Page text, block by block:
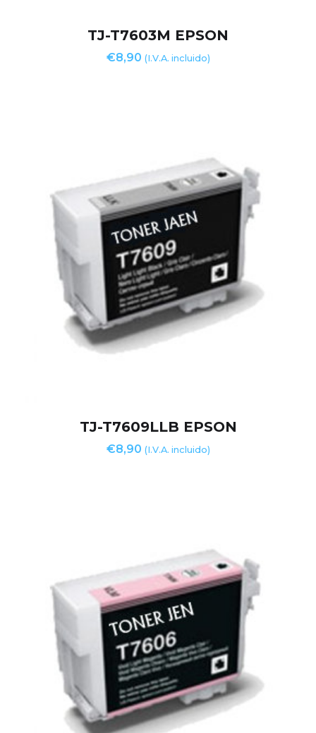
TJ-T7603M EPSON
€8,90 (I.V.A. incluido)
TJ-T7609LLB EPSON
€8,90 (I.V.A. incluido)